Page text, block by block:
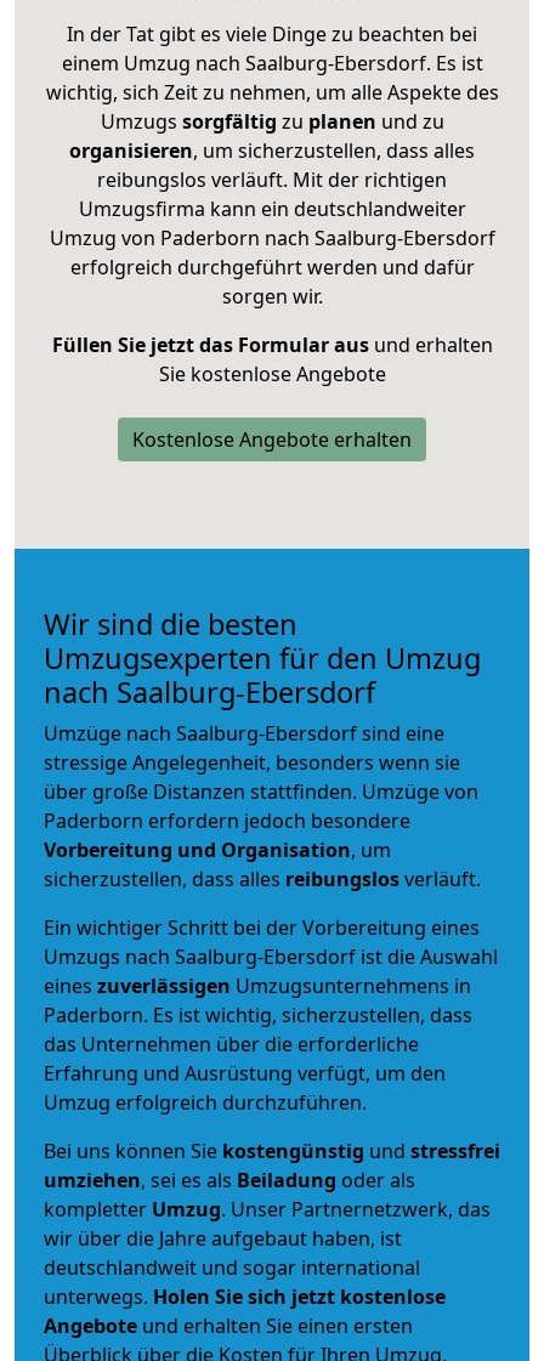
In der Tat gibt es viele Dinge zu beachten bei
einem Umzug nach Saalburg-Ebersdorf. Es ist
wichtig, sich Zeit zu nehmen, um alle Aspekte des
Umzugs sorgfältig zu planen und zu
organisieren, um sicherzustellen, dass alles
reibungslos verläuft. Mit der richtigen
Umzugsfirma kann ein deutschlandweiter
Umzug von Paderborn nach Saalburg-Ebersdorf
erfolgreich durchgeführt werden und dafür
sorgen wir.
Füllen Sie jetzt das Formular ausund erhalten
Sie kostenlose Angebote
Kostenlose Angebote erhalten
Wir sind die besten
Umzugsexperten für den Umzug
nach Saalburg-Ebersdorf
Umzüge nach Saalburg-Ebersdorf sind eine
stressige Angelegenheit, besonders wenn sie
über große Distanzen stattfinden. Umzüge von
Paderborn erfordern jedoch besondere
Vorbereitung und Organisation, um
sicherzustellen, dass alles reibungslosverläuft.
Ein wichtiger Schritt bei der Vorbereitung eines
Umzugs nach Saalburg-Ebersdorf ist die Auswahl
eines zuverlässigen Umzugsunternehmens in
Paderborn. Es ist wichtig, sicherzustellen, dass
das Unternehmen über die erforderliche
Erfahrung und Ausrüstung verfügt, um den
Umzug erfolgreich durchzuführen.
Bei uns können Sie kostengünstig und stressfrei
umziehen, sei es als Beiladung oder als
kompletter Umzug. Unser Partnernetzwerk, das
wir über die Jahre aufgebaut haben, ist
deutschlandweit und sogar international
unterwegs. Holen Sie sich jetzt kostenlose
Angebote und erhalten Sie einen ersten
Überblick über die Kosten für Ihren Umzug.